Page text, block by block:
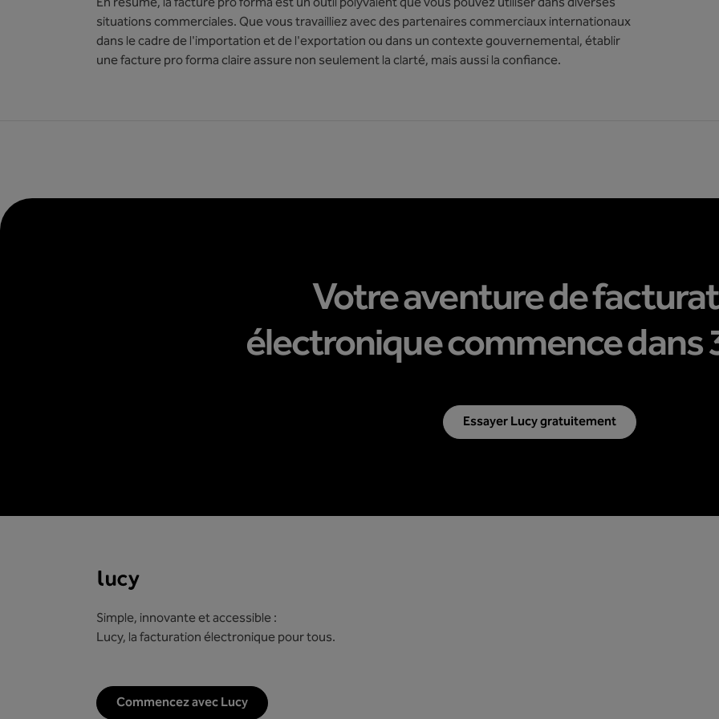
situations commerciales. Que vous travailliez avec des partenaires commerciaux internationaux
dans le cadre de l'importation et de l'exportation ou dans un contexte gouvernemental, établir
une facture pro forma claire assure non seulement la clarté, mais aussi la confiance.
Votre aventure de
électronique commence
Essayer Lucy gratuitement
Simple, innovante et accessible :
Lucy, la facturation électronique pour tous.
Commencez avec Lucy